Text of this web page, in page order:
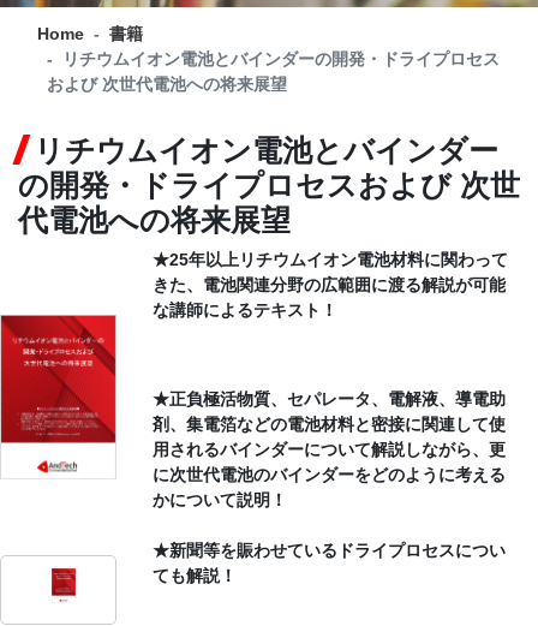
Q&A
SITE MAP
CONTACT
Home
書籍
リチウムイオン電池とバインダーの開発・ドライプロセス
および 次世代電池への将来展望
リチウムイオン電池とバインダー
の開発・ドライプロセスおよび 次世
代電池への将来展望
★25年以上リチウムイオン電池材料に関わって
きた、電池関連分野の広範囲に渡る解説が可能
な講師によるテキスト！
★正負極活物質、セパレータ、電解液、導電助
剤、集電箔などの電池材料と密接に関連して使
用されるバインダーについて解説しながら、更
に次世代電池のバインダーをどのように考える
かについて説明！
★新聞等を賑わせているドライプロセスについ
ても解説！